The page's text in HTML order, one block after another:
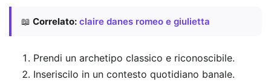
📖 Correlato: claire danes romeo e giulietta
Prendi un archetipo classico e riconoscibile.
Inseriscilo in un contesto quotidiano banale.